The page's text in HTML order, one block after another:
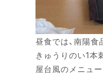
昼食では、南陽
きゅうりのい1本
屋台風のメニュ